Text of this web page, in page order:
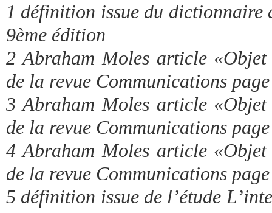
1 définition issue du dictionnaire
9ème édition
2 Abraham Moles article
de la revue Communications
3 Abraham Moles article
de la revue Communications
4 Abraham Moles article
de la revue Communications
5 définition issue de l’étude